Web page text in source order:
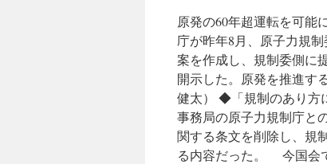
原発の60年超運転を可能
庁が昨年8月、原子力規
案を作成し、規制委側に
開示した。原発を推進す
健太） ◆「規制のあり方
事務局の原子力規制庁と
関する条文を削除し、規
る内容だった。 今国会